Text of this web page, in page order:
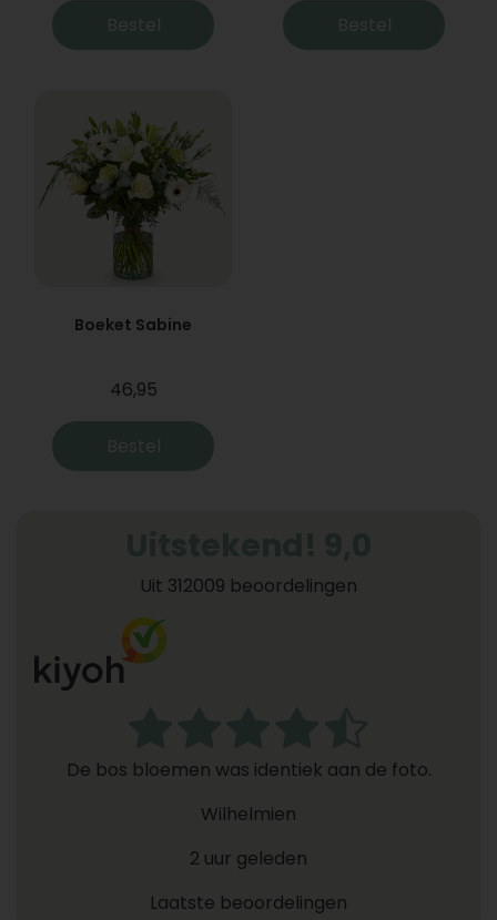
Bestel Bestel
Boeket Sabine
46,95
Bestel
Uit 312009 beoordelingen
De bos bloemen was identiek aan de foto.
Wilhelmien
2 uur geleden
Laatste beoordelingen